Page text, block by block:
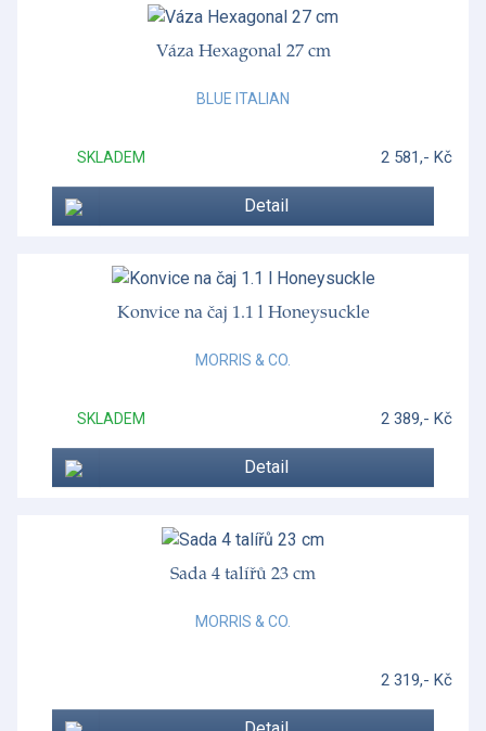
Váza Hexagonal 27 cm
BLUE ITALIAN
SKLADEM 2 581,- Kč
Detail
Konvice na čaj 1.1 l Honeysuckle
MORRIS & CO.
SKLADEM 2 389,- Kč
Detail
Sada 4 talířů 23 cm
MORRIS & CO.
2 319,- Kč